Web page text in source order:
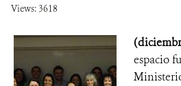
Views: 3618
espacio